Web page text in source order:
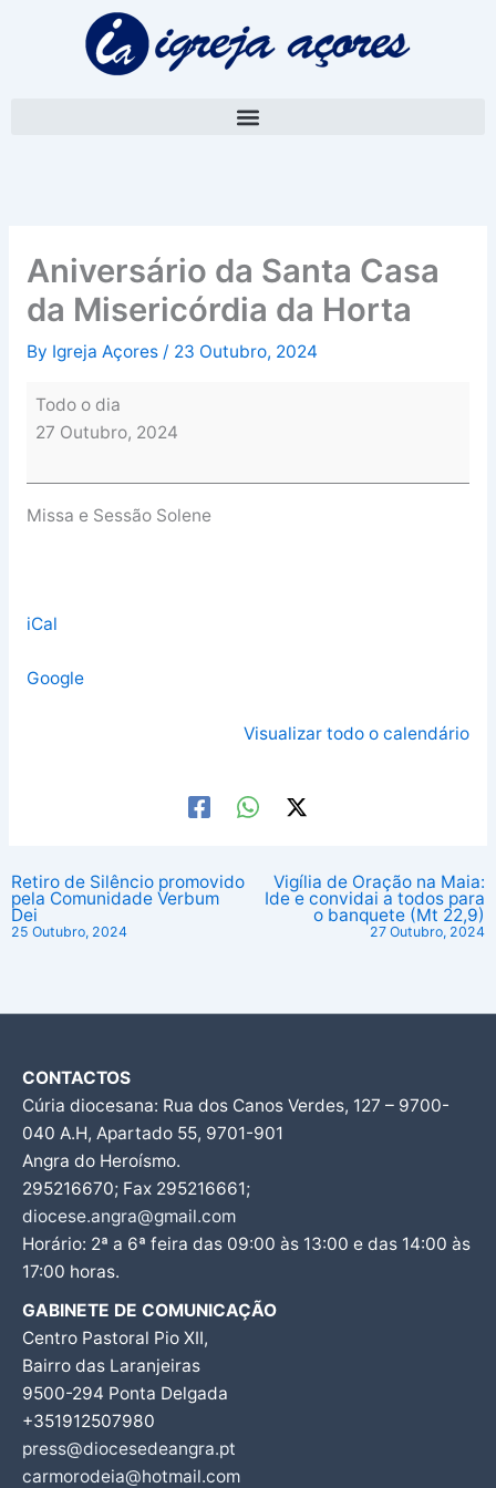
Aniversário da Santa Casa
da Misericórdia da Horta
By Igreja Açores / 23 Outubro, 2024
Aniversário
Todo o dia
27 Outubro, 2024
Missa e Sessão Solene
iCal
Google
Visualizar todo o calendário
Retiro de Silêncio promovido
pela Comunidade Verbum
Dei
25 Outubro, 2024
Vigília de Oração na Maia:
Ide e convidai a todos para
o banquete (Mt 22,9)
27 Outubro, 2024
CONTACTOS
Cúria diocesana: Rua dos Canos Verdes, 127 – 9700-
040 A.H, Apartado 55, 9701-901
Angra do Heroísmo.
295216670; Fax 295216661;
diocese.angra@gmail.com
Horário: 2ª a 6ª feira das 09:00 às 13:00 e das 14:00 às
17:00 horas.
GABINETE DE COMUNICAÇÃO
Centro Pastoral Pio XII,
Bairro das Laranjeiras
9500-294 Ponta Delgada
+351912507980
press@diocesedeangra.pt
carmorodeia@hotmail.com